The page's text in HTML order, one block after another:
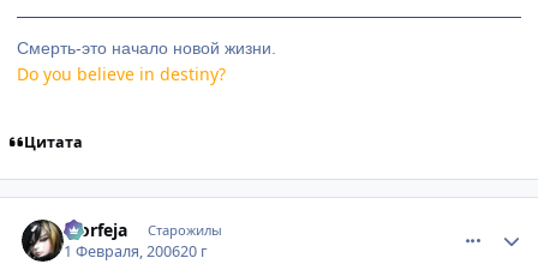
Смерть-это начало новой жизни.
Do you believe in destiny?
Цитата
Morfeja Старожилы
1 Февраля, 200620 г